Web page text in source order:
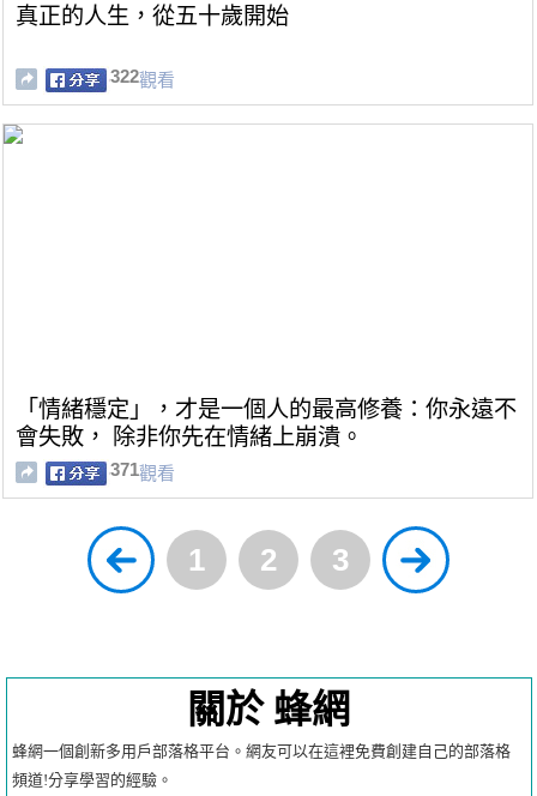
真正的人生，從五十歲開始
322觀看
「情緒穩定」，才是一個人的最高修養：你永遠不
會失敗， 除非你先在情緒上崩潰。
371觀看
1 2 3
關於 蜂網
蜂網一個創新多用戶部落格平台。網友可以在這裡免費創建自己的部落格
頻道!分享學習的經驗。